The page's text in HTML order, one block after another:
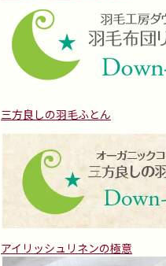
三方良しの羽毛ふとん
アイリッシュリネンの極意